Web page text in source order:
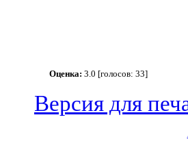
Оценка: 3.0 [голосов: 33]
Версия для